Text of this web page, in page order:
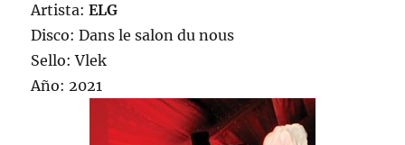
Artista:ELG
Disco: Dans le salon du nous
Sello: Vlek
Año: 2021